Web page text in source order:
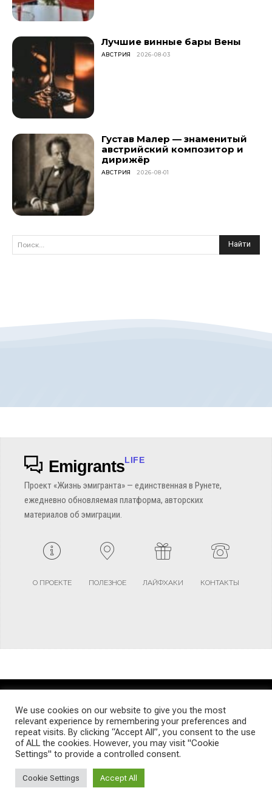
Лучшие винные бары Вены
АВСТРИЯ 2026-08-03
Густав Малер — знаменитый
австрийский композитор и
дирижёр
АВСТРИЯ 2026-08-01
Поиск... Найти
EmigrantsLIFE
Проект «Жизнь эмигранта» — единственная в Рунете,
ежедневно обновляемая платформа, авторских
материалов об эмиграции.
О ПРОЕКТЕ ПОЛЕЗНОЕ ЛАЙФХАКИ КОНТАКТЫ
TERMS AND CONDITIONS PRIVACY POLICY SITEMAP
© Emigrants Life WordPress Theme by TagDiv
We use cookies on our website to give you the most
relevant experience by remembering your preferences and
repeat visits. By clicking “Accept All”, you consent to the use
of ALL the cookies. However, you may visit "Cookie
Settings" to provide a controlled consent.
Cookie Settings Accept All